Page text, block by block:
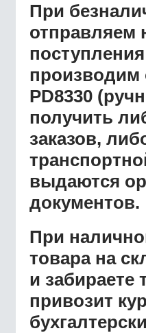
При
отправляем
производим
PD8330
получить
заказов,
выдаются
документов.
При
товара на
и забираете
привозит